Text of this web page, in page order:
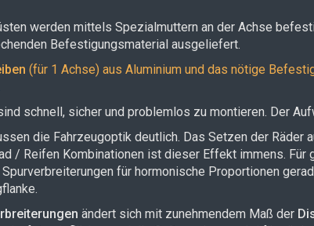
werden mittels Spezialmuttern an der Achse
Befestigungsmaterial ausgeliefert.
(für 1 Achse) aus Aluminium und das nötige
schnell, sicher und problemlos zu montieren. Der
die Fahrzeugoptik deutlich. Das Setzen der Räder
/ Reifen Kombinationen ist dieser Effekt immens. Für
für hormonische Proportionen
ändert sich mit zunehmendem Maß der